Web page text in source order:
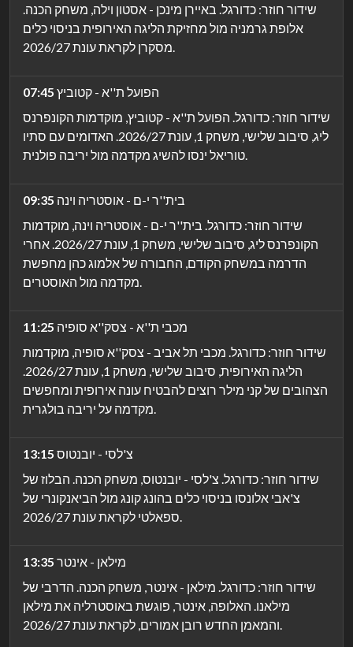
שידור חוזר: כדורגל. באיירן מינכן - אסטון וילה, משחק הכנה.
אלופת גרמניה מול מחזיקת הליגה האירופית בניסוי כלים
מסקרן לקראת עונת 2026/27.
07:45 הפועל ת''א - קטוביץ
שידור חוזר: כדורגל. הפועל ת''א - קטוביץ, מוקדמות הקונפרנס
ליג, סיבוב שלישי, משחק 1, עונת 2026/27. האדומים עם סתיו
טוריאל ינסו להשיג מקדמה מול יריבה פולנית.
09:35 בית''ר י-ם - אוסטריה וינה
שידור חוזר: כדורגל. בית''ר י-ם - אוסטריה וינה, מוקדמות
הקונפרנס ליג, סיבוב שלישי, משחק 1, עונת 2026/27. אחרי
הדרמה במשחק הקודם, החבורה של אלמוג כהן מחפשת
מקדמה מול האוסטרים.
11:25 מכבי ת''א - צסק''א סופיה
שידור חוזר: כדורגל. מכבי תל אביב - צסק''א סופיה, מוקדמות
הליגה האירופית, סיבוב שלישי, משחק 1, עונת 2026/27.
הצהובים של קני מילר רוצים להבטיח עונה אירופית ומחפשים
מקדמה על יריבה בולגרית.
13:15 צ'לסי - יובנטוס
שידור חוזר: כדורגל. צ'לסי - יובנטוס, משחק הכנה. הבלוז של
צ'אבי אלונסו בניסוי כלים בהונג קונג מול הביאנקונרי של
ספאלטי לקראת עונת 2026/27.
13:35 מילאן - אינטר
שידור חוזר: כדורגל. מילאן - אינטר, משחק הכנה. הדרבי של
מילאנו. האלופה, אינטר, פוגשת באוסטרליה את מילאן
והמאמן החדש רובן אמורים, לקראת עונת 2026/27.